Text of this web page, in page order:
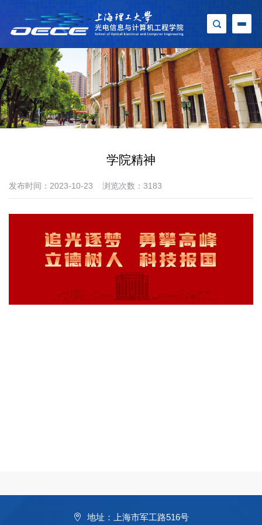
学院精神
发布时间：2023-10-23 浏览次数： 3183
地址：上海市军工路516号